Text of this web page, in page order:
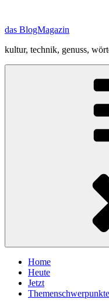
springen
das BlogMagazin
kultur, technik, genuss,
Home
Heute
Jetzt
Themenschwerpunkte